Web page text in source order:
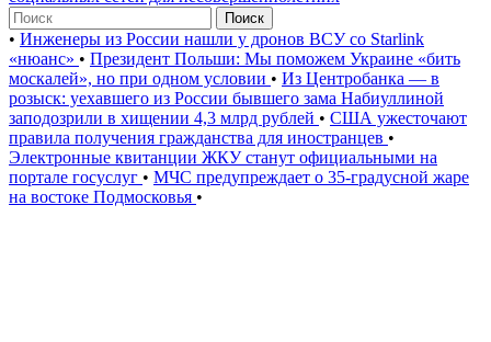
Поиск
• Инженеры из России нашли у дронов ВСУ со Starlink
«нюанс» • Президент Польши: Мы поможем Украине «бить
москалей», но при одном условии • Из Центробанка — в
розыск: уехавшего из России бывшего зама Набиуллиной
заподозрили в хищении 4,3 млрд рублей • США ужесточают
правила получения гражданства для иностранцев •
Электронные квитанции ЖКУ станут официальными на
портале госуслуг • МЧС предупреждает о 35-градусной жаре
на востоке Подмосковья •